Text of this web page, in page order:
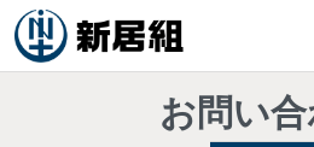
お問い